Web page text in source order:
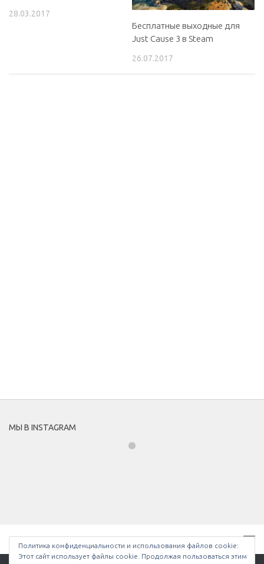
28.03.2017
Бесплатные выходные для
Just Cause 3 в Steam
26.07.2017
МЫ В INSTAGRAM
Политика конфиденциальности и использования файлов сookie:
Этот сайт использует файлы cookie. Продолжая пользоваться этим